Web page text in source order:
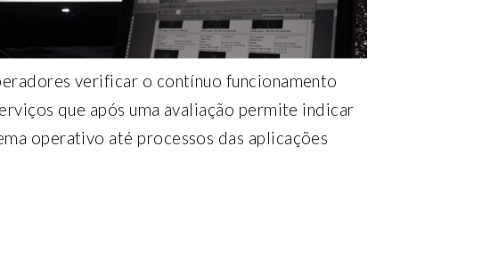
verificar o contínuo funcionamento
que após uma avaliação permite indicar
operativo até processos das aplicações